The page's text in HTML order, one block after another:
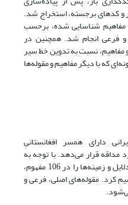
و کدهای برجسته، استخراج شد.
مفاهیم شناسایی شده، برحسب
و فرعی انجام شد. همچنین در
و مفاهیم، نسبت به تدوین خط سیر
که با دیگر مفاهیم و مقوله‌ها
دارای همسر افغانستانیِ
قرار می‌دهد. با توجه به
مصاحبه‌های انجام‌‌شده، می‌توان این دلایل و زمینه‌ها را در 106 مفهوم،
اصلی تقسیم کرد. مقوله‌های اصلی، فرعی و